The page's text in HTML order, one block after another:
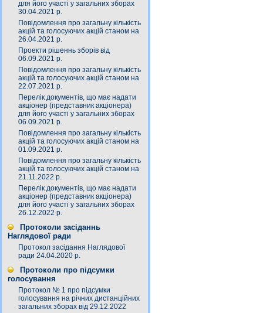
для його участі у загальних зборах
30.04.2021 р.
Повідомлення про загальну кількість
акцій та голосуючих акцій станом на
26.04.2021 р.
Проекти рішеннь зборів від
06.09.2021 р.
Повідомлення про загальну кількість
акцій та голосуючих акцій станом на
22.07.2021 р.
Перелік документів, що має надати
акціонер (представник акціонера)
для його участі у загальних зборах
06.09.2021 р.
Повідомлення про загальну кількість
акцій та голосуючих акцій станом на
01.09.2021 р.
Повідомлення про загальну кількість
акцій та голосуючих акцій станом на
21.11.2022 р.
Перелік документів, що має надати
акціонер (представник акціонера)
для його участі у загальних зборах
26.12.2022 р.
Протоколи засіданнь
Наглядової ради
Протокол засідання Наглядової
ради 24.04.2020 р.
Протоколи про підсумки
голосування
Протокол № 1 про підсумки
голосування на річних дистанційних
загальних зборах від 29.12.2022